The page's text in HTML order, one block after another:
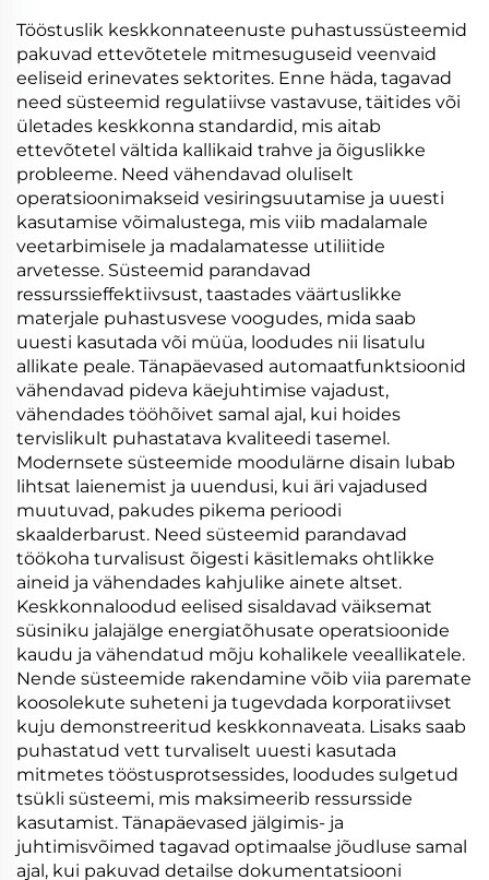
ZLD
Tööstuslik keskkonnateenuste puhastussüsteemid
pakuvad ettevõtetele mitmesuguseid veenvaid
eeliseid erinevates sektorites. Enne häda, tagavad
need süsteemid regulatiivse vastavuse, täitides või
ületades keskkonna standardid, mis aitab
ettevõtetel vältida kallikaid trahve ja õiguslikke
probleeme. Need vähendavad oluliselt
operatsioonimakseid vesiringsuutamise ja uuesti
kasutamise võimalustega, mis viib madalamale
veetarbimisele ja madalamatesse utiliitide
arvetesse. Süsteemid parandavad
ressurssieffektiivsust, taastades väärtuslikke
materjale puhastusvese voogudes, mida saab
uuesti kasutada või müüa, loodudes nii lisatulu
allikate peale. Tänapäevased automaatfunktsioonid
vähendavad pideva käejuhtimise vajadust,
vähendades tööhõivet samal ajal, kui hoides
tervislikult puhastatava kvaliteedi tasemel.
Modernsete süsteemide moodulärne disain lubab
lihtsat laienemist ja uuendusi, kui äri vajadused
muutuvad, pakudes pikema perioodi
skaalderbarust. Need süsteemid parandavad
töökoha turvalisust õigesti käsitlemaks ohtlikke
aineid ja vähendades kahjulike ainete altset.
Keskkonnaloodud eelised sisaldavad väiksemat
süsiniku jalajälge energiatõhusate operatsioonide
kaudu ja vähendatud mõju kohalikele veeallikatele.
Nende süsteemide rakendamine võib viia paremate
koosolekute suheteni ja tugevdada korporatiivset
kuju demonstreeritud keskkonnaveata. Lisaks saab
puhastatud vett turvaliselt uuesti kasutada
mitmetes tööstusprotsessides, loodudes sulgetud
tsükli süsteemi, mis maksimeerib ressursside
kasutamist. Tänapäevased jälgimis- ja
juhtimisvõimed tagavad optimaalse jõudluse samal
ajal, kui pakuvad detailse dokumentatsiooni